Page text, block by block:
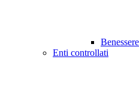
Enti controllati